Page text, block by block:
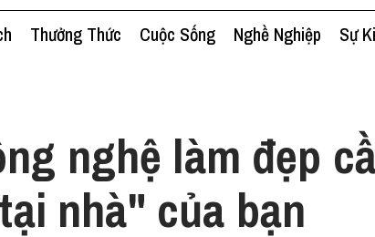
Thưởng Thức Cuộc Sống Nghề Nghiệp Sự
nghệ làm đẹp
nhà" của bạn